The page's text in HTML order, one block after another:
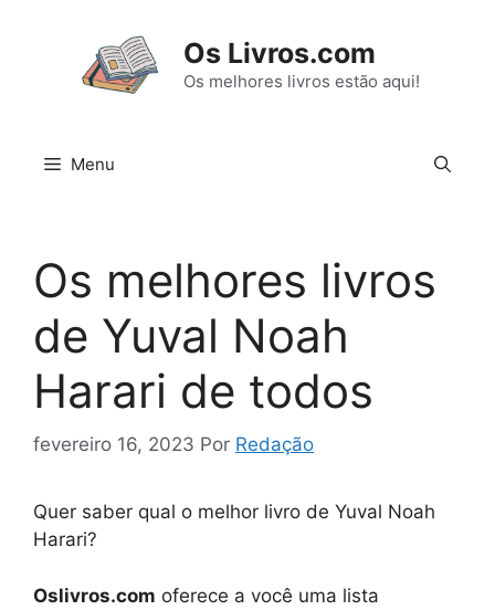
Os Livros.com
Os melhores livros estão aqui!
Menu
Os melhores livros
de Yuval Noah
Harari de todos
fevereiro 16, 2023 Por Redação
Quer saber qual o melhor livro de Yuval Noah
Harari?
Oslivros.com oferece a você uma lista